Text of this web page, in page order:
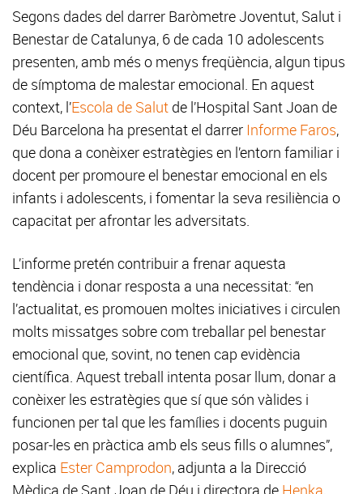
Segons dades del darrer Baròmetre Joventut, Salut i
Benestar de Catalunya, 6 de cada 10 adolescents
presenten, amb més o menys freqüència, algun tipus
de símptoma de malestar emocional. En aquest
context, l’Escola de Salut de l’Hospital Sant Joan de
Déu Barcelona ha presentat el darrer Informe Faros,
que dona a conèixer estratègies en l’entorn familiar i
docent per promoure el benestar emocional en els
infants i adolescents, i fomentar la seva resiliència o
capacitat per afrontar les adversitats.
L’informe pretén contribuir a frenar aquesta
tendència i donar resposta a una necessitat: “en
l’actualitat, es promouen moltes iniciatives i circulen
molts missatges sobre com treballar pel benestar
emocional que, sovint, no tenen cap evidència
científica. Aquest treball intenta posar llum, donar a
conèixer les estratègies que sí que són vàlides i
funcionen per tal que les famílies i docents puguin
posar-les en pràctica amb els seus fills o alumnes”,
explica Ester Camprodon, adjunta a la Direcció
Mèdica de Sant Joan de Déu i directora de Henka,